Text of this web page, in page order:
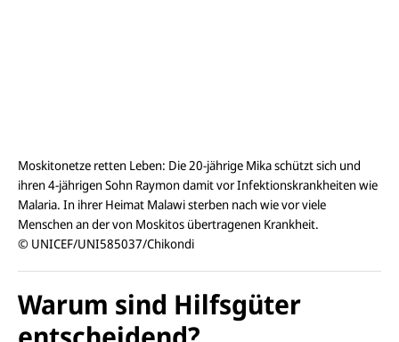
Moskitonetze retten Leben: Die 20-jährige Mika schützt sich und
ihren 4-jährigen Sohn Raymon damit vor Infektionskrankheiten wie
Malaria. In ihrer Heimat Malawi sterben nach wie vor viele
Menschen an der von Moskitos übertragenen Krankheit.
© UNICEF/UNI585037/Chikondi
Warum sind Hilfsgüter